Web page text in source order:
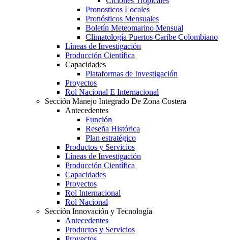
Pronosticos Locales
Pronósticos Mensuales
Boletín Meteomarino Mensual
Climatología Puertos Caribe Colombiano
Líneas de Investigación
Producción Científica
Capacidades
Plataformas de Investigación
Proyectos
Rol Nacional E Internacional
Sección Manejo Integrado De Zona Costera
Antecedentes
Función
Reseña Histórica
Plan estratégico
Productos y Servicios
Líneas de Investigación
Producción Científica
Capacidades
Proyectos
Rol Internacional
Rol Nacional
Sección Innovación y Tecnología
Antecedentes
Productos y Servicios